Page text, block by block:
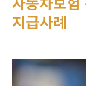
지급사례